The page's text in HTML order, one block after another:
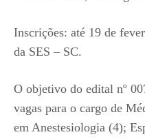
Inscrições: até 19 de
da SES – SC.
O objetivo do edital nº
vagas para o cargo de
em Anestesiologia (4);